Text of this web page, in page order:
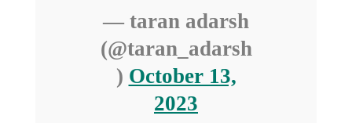
— taran adarsh
(@taran_adarsh
) October 13,
2023